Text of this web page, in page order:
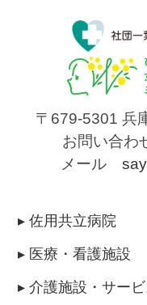
〒679-5301 兵
お問い合
メール
▸ 佐用共立病院
▸ 医療・看護施設
▸ 介護施設・サービ